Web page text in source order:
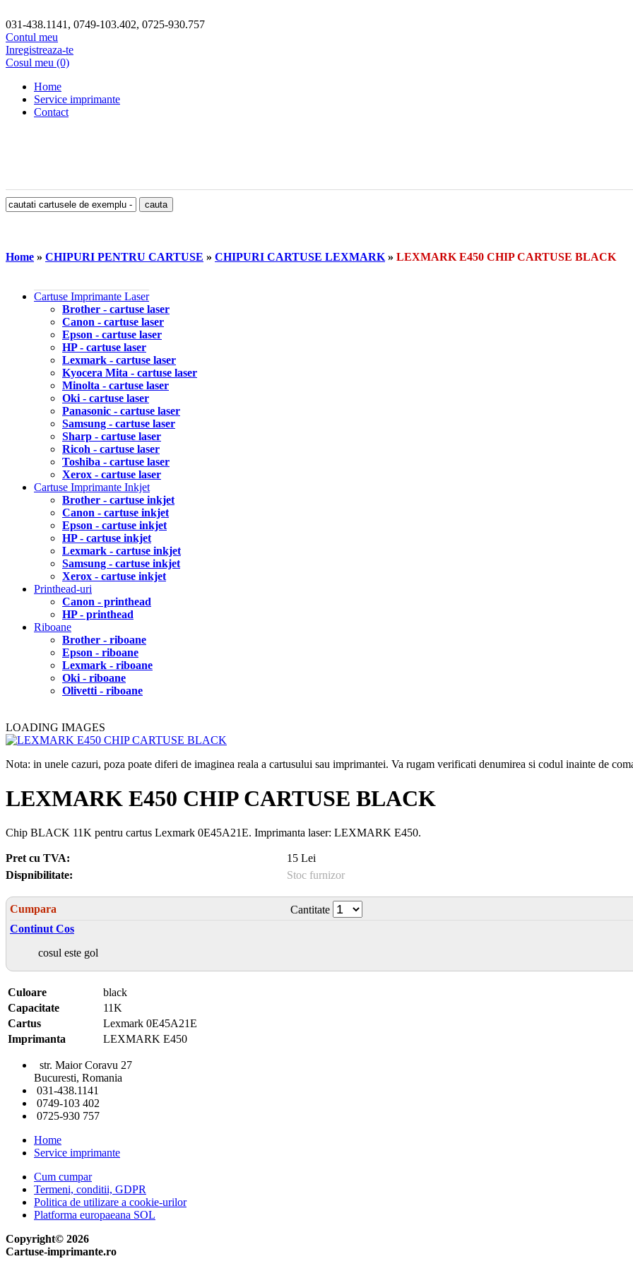
031-438.1141, 0749-103.402, 0725-930.757
Contul meu
Inregistreaza-te
Cosul meu (0)
Home
Service imprimante
Contact
Home » CHIPURI PENTRU CARTUSE » CHIPURI CARTUSE LEXMARK » LEXMARK E450 CHIP CARTUSE BLACK
Cartuse Imprimante Laser
Brother - cartuse laser
Canon - cartuse laser
Epson - cartuse laser
HP - cartuse laser
Lexmark - cartuse laser
Kyocera Mita - cartuse laser
Minolta - cartuse laser
Oki - cartuse laser
Panasonic - cartuse laser
Samsung - cartuse laser
Sharp - cartuse laser
Ricoh - cartuse laser
Toshiba - cartuse laser
Xerox - cartuse laser
Cartuse Imprimante Inkjet
Brother - cartuse inkjet
Canon - cartuse inkjet
Epson - cartuse inkjet
HP - cartuse inkjet
Lexmark - cartuse inkjet
Samsung - cartuse inkjet
Xerox - cartuse inkjet
Printhead-uri
Canon - printhead
HP - printhead
Riboane
Brother - riboane
Epson - riboane
Lexmark - riboane
Oki - riboane
Olivetti - riboane
LOADING IMAGES
Nota: in unele cazuri, poza poate diferi de imaginea reala a cartusului sau imprimantei. Va rugam verificati denumirea si codul inainte de
LEXMARK E450 CHIP CARTUSE BLACK
Chip BLACK 11K pentru cartus Lexmark 0E45A21E. Imprimanta laser: LEXMARK E450.
Pret cu TVA:
15 Lei
Dispnibilitate:
Stoc furnizor
Cumpara
Cantitate
Continut Cos
cosul este gol
Culoare
black
Capacitate
11K
Cartus
Lexmark 0E45A21E
Imprimanta
LEXMARK E450
str. Maior Coravu 27
Bucuresti, Romania
031-438.1141
0749-103 402
0725-930 757
Home
Service imprimante
Cum cumpar
Termeni, conditii, GDPR
Politica de utilizare a cookie-urilor
Platforma europaeana SOL
Copyright© 2026
Cartuse-imprimante.ro